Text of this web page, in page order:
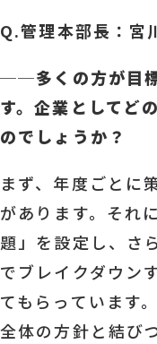
Q.管理本部長：宮
──多くの方が目
す。企業としてど
のでしょうか？
まず、年度ごとに
があります。それ
題」を設定し、さ
でブレイクダウン
てもらっています
全体の方針と結び